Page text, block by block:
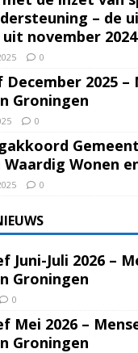
– de
november 2024
0
2025 –
Groningen
0
Wonen
0
Juni-Juli 2026 –
Groningen
0
Mei 2026 –
Groningen